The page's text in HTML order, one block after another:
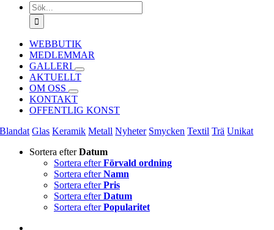
Sök
efter:
WEBBUTIK
MEDLEMMAR
GALLERI
AKTUELLT
OM OSS
KONTAKT
OFFENTLIG KONST
Blandat Glas Keramik Metall Nyheter Smycken Textil Trä Unikat
Sortera efterDatum
Sortera efterFörvald ordning
Sortera efterNamn
Sortera efterPris
Sortera efterDatum
Sortera efterPopularitet